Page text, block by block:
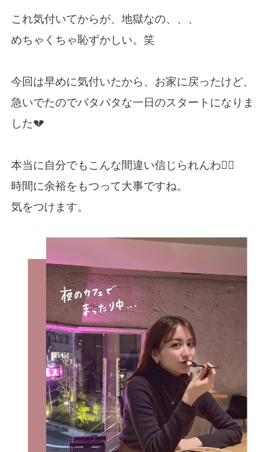
これ気付いてからが、地獄なの、、、
めちゃくちゃ恥ずかしい。笑
今回は早めに気付いたから、お家に戻ったけど、
急いでたのでバタバタな一日のスタートになりま
した💔
本当に自分でもこんな間違い信じられんわ🤦‍♀️
時間に余裕をもつって大事ですね。
気をつけます。